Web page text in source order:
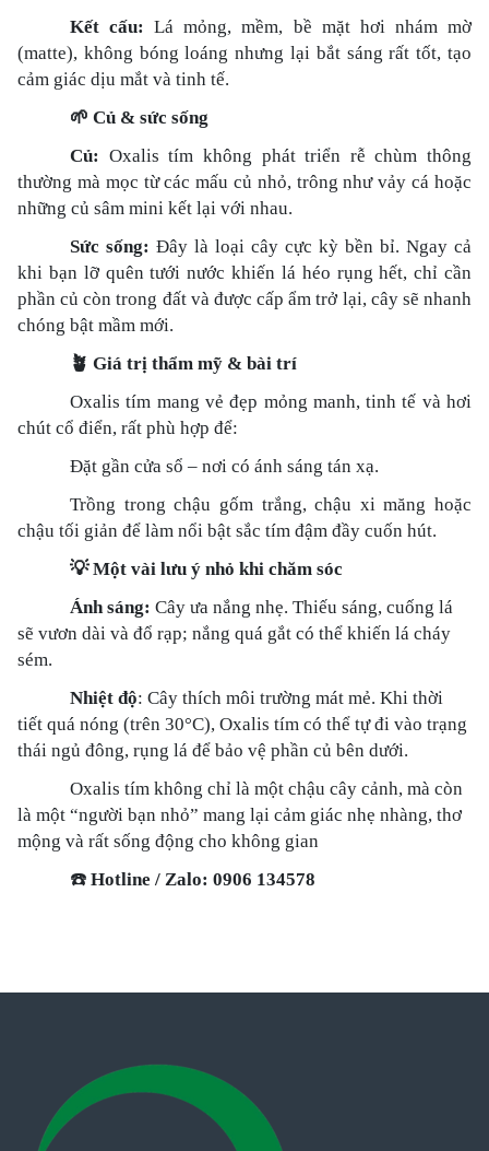
Kết cấu: Lá mỏng, mềm, bề mặt hơi nhám mờ
(matte), không bóng loáng nhưng lại bắt sáng rất tốt, tạo
cảm giác dịu mắt và tinh tế.
🌱 Củ & sức sống
Củ: Oxalis tím không phát triển rễ chùm thông
thường mà mọc từ các mấu củ nhỏ, trông như vảy cá hoặc
những củ sâm mini kết lại với nhau.
Sức sống: Đây là loại cây cực kỳ bền bỉ. Ngay cả
khi bạn lỡ quên tưới nước khiến lá héo rụng hết, chỉ cần
phần củ còn trong đất và được cấp ẩm trở lại, cây sẽ nhanh
chóng bật mầm mới.
🪴 Giá trị thẩm mỹ & bài trí
Oxalis tím mang vẻ đẹp mỏng manh, tinh tế và hơi
chút cổ điển, rất phù hợp để:
Đặt gần cửa sổ – nơi có ánh sáng tán xạ.
Trồng trong chậu gốm trắng, chậu xi măng hoặc
chậu tối giản để làm nổi bật sắc tím đậm đầy cuốn hút.
💡Một vài lưu ý nhỏ khi chăm sóc
Ánh sáng: Cây ưa nắng nhẹ. Thiếu sáng, cuống lá
sẽ vươn dài và đổ rạp; nắng quá gắt có thể khiến lá cháy
sém.
Nhiệt độ: Cây thích môi trường mát mẻ. Khi thời
tiết quá nóng (trên 30°C), Oxalis tím có thể tự đi vào trạng
thái ngủ đông, rụng lá để bảo vệ phần củ bên dưới.
Oxalis tím không chỉ là một chậu cây cảnh, mà còn
là một “người bạn nhỏ” mang lại cảm giác nhẹ nhàng, thơ
mộng và rất sống động cho không gian
☎️ Hotline / Zalo: 0906 134578